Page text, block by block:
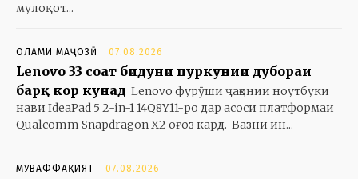
мулоқот...
ОЛАМИ МАҶОЗӢ 07.08.2026
Lenovo 33 соат бидуни пуркунии дубораи
барқ кор кунад Lenovo фурӯши ҷаҳонии ноутбуки
нави IdeaPad 5 2-in-1 14Q8Y11-ро дар асоси платформаи
Qualcomm Snapdragon X2 оғоз кард. Вазни ин...
МУВАФФАҚИЯТ 07.08.2026